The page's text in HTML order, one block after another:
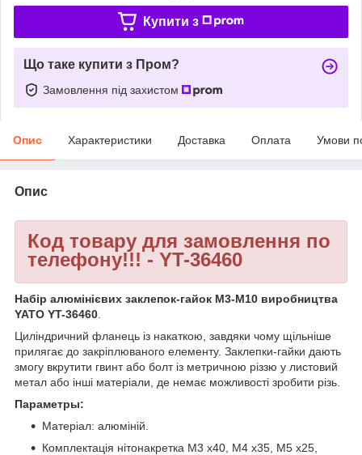
Купити з
Що таке купити з Пром?
Замовлення під захистом
Опис Характеристики Доставка Оплата Умови
Опис
Код товару для замовлення по
телефону!!! - YT-36460
Набір алюмінієвих заклепок-гайок M3-M10 виробництва
YATO YT-36460
Циліндричний фланець із накаткою, завдяки чому щільніше
прилягає до закріплюваного елементу. Заклепки-гайки дають
змогу вкрутити гвинт або болт із метричною різзю у листовий
метал або інші матеріали, де немає можливості зробити різь.
Параметры:
Матеріал: алюміній.
Комплектація нітонакретка М3 х40, М4 х35, М5 х25,